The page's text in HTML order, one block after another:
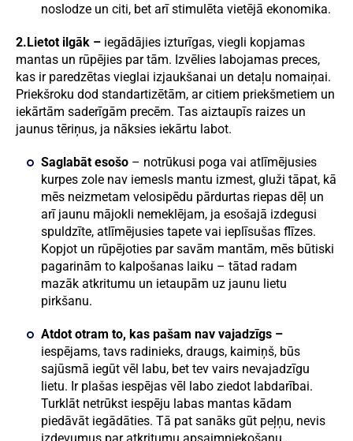
noslodze un citi, bet arī stimulēta vietējā ekonomika.
2.Lietot ilgāk – iegādājies izturīgas, viegli kopjamas
mantas un rūpējies par tām. Izvēlies labojamas preces,
kas ir paredzētas vieglai izjaukšanai un detaļu nomaiņai.
Priekšroku dod standartizētām, ar citiem priekšmetiem un
iekārtām saderīgām precēm. Tas aiztaupīs raizes un
jaunus tēriņus, ja nāksies iekārtu labot.
Saglabāt esošo – notrūkusi poga vai atlīmējusies
kurpes zole nav iemesls mantu izmest, gluži tāpat, kā
mēs neizmetam velosipēdu pārdurtas riepas dēļ un
arī jaunu mājokli nemeklējam, ja esošajā izdegusi
spuldzīte, atlīmējusies tapete vai ieplīsušas flīzes.
Kopjot un rūpējoties par savām mantām, mēs būtiski
pagarinām to kalpošanas laiku – tātad radam
mazāk atkritumu un ietaupām uz jaunu lietu
pirkšanu.
Atdot otram to, kas pašam nav vajadzīgs –
iespējams, tavs radinieks, draugs, kaimiņš, būs
sajūsmā iegūt vēl labu, bet tev vairs nevajadzīgu
lietu. Ir plašas iespējas vēl labo ziedot labdarībai.
Turklāt netrūkst iespēju labas mantas kādam
piedāvāt iegādāties. Tā pat sanāks gūt peļņu, nevis